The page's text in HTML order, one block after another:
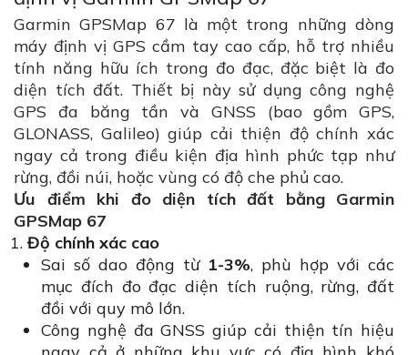
Garmin GPSMap 67 là một trong những dòng
máy định vị GPS cầm tay cao cấp, hỗ trợ nhiều
tính năng hữu ích trong đo đạc, đặc biệt là đo
diện tích đất. Thiết bị này sử dụng công nghệ
GPS đa băng tần và GNSS (bao gồm GPS,
GLONASS, Galileo) giúp cải thiện độ chính xác
ngay cả trong điều kiện địa hình phức tạp như
rừng, đồi núi, hoặc vùng có độ che phủ cao.
Ưu điểm khi đo diện tích đất bằng Garmin
GPSMap 67
Độ chính xác cao
Sai số dao động từ 1-3%, phù hợp với các
mục đích đo đạc diện tích ruộng, rừng, đất
đồi với quy mô lớn.
Công nghệ đa GNSS giúp cải thiện tín hiệu